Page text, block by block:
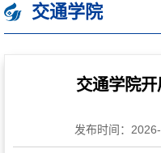
交通学院
交通学院
发布时间：